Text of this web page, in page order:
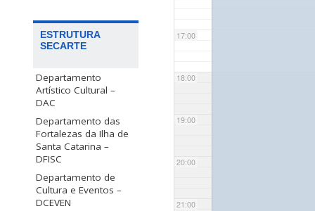
ESTRUTURA
SECARTE
Departamento
Artístico Cultural –
DAC
Departamento das
Fortalezas da Ilha de
Santa Catarina –
DFISC
Departamento de
Cultura e Eventos –
DCEVEN
17:00
18:00
19:00
20:00
21:00